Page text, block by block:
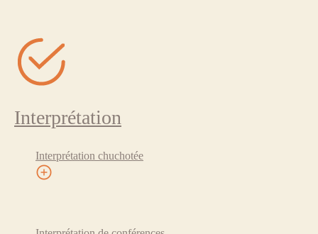
Interprétation
Interprétation chuchotée